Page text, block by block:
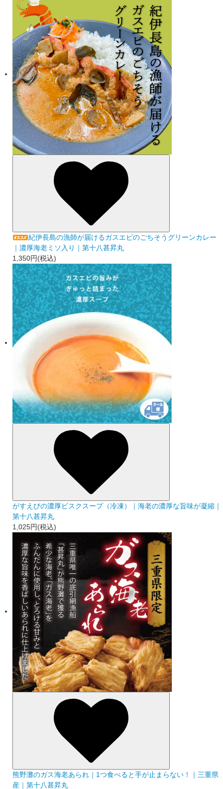
紀伊長島の漁師が届けるガスエビのごちそうグリーンカレー
｜濃厚海老ミソ入り｜第十八甚昇丸
1,350円(税込)
がすえびの濃厚ビスクスープ（冷凍）｜海老の濃厚な旨味が凝縮｜
第十八甚昇丸
1,025円(税込)
熊野灘のガス海老あられ｜1つ食べると手が止まらない！｜三重県
産｜第十八甚昇丸